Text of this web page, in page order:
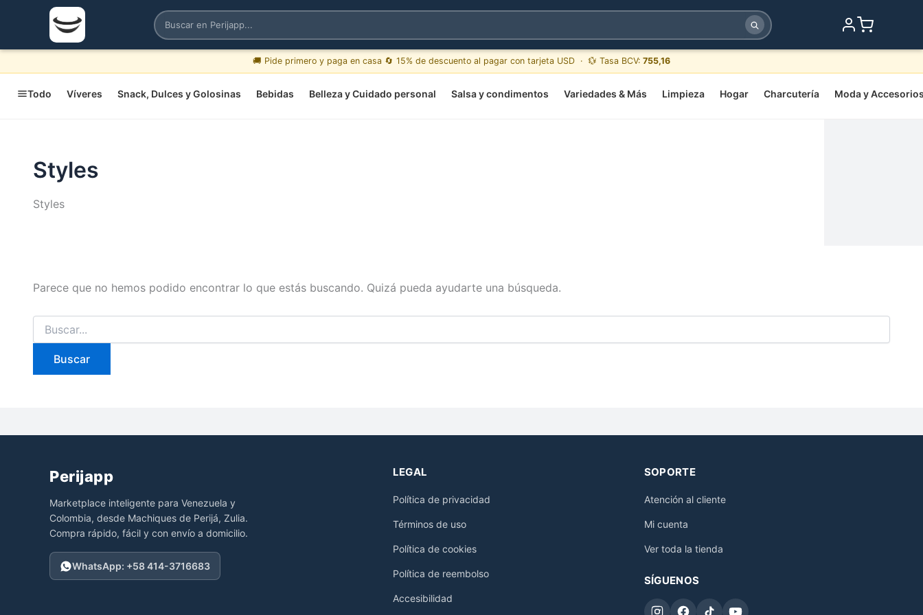
🚚 Pide primero y paga en casa 🔄 15% de descuento al pagar con tarjeta USD · 💱 Tasa BCV: 755,16
Todo Víveres Snack, Dulces y Golosinas Bebidas Belleza y Cuidado personal Salsa y condimentos Variedades & Más Limpieza Hogar Charcutería Moda y
Styles
Styles
Parece que no hemos podido encontrar lo que estás buscando. Quizá pueda ayudarte una búsqueda.
Buscar
por:
Perijapp
Marketplace inteligente para Venezuela y
Colombia, desde Machiques de Perijá, Zulia.
Compra rápido, fácil y con envío a domicilio.
WhatsApp: +58 414-3716683
LEGAL
Política de privacidad
Términos de uso
Política de cookies
Política de reembolso
Accesibilidad
SOPORTE
Atención al cliente
Mi cuenta
Ver toda la tienda
SÍGUENOS